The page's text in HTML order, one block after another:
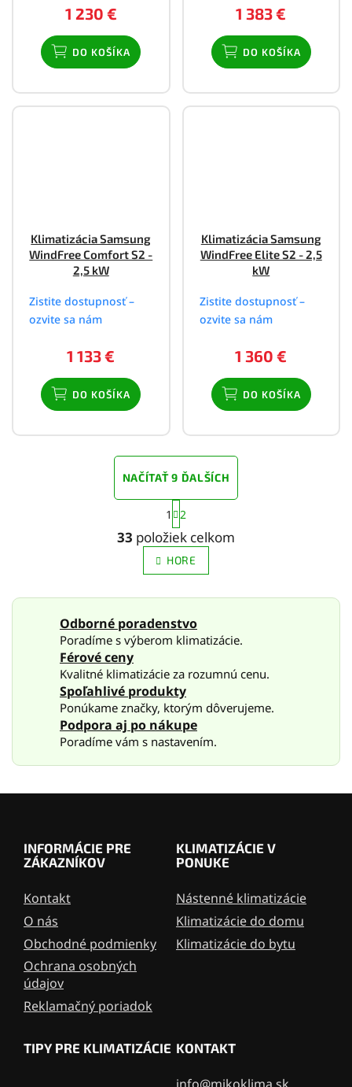
1 230 €
DO KOŠÍKA
1 383 €
DO KOŠÍKA
Klimatizácia Samsung
WindFree Comfort S2 -
2,5 kW
Zistite dostupnosť –
ozvite sa nám
1 133 €
DO KOŠÍKA
Klimatizácia Samsung
WindFree Elite S2 - 2,5
kW
Zistite dostupnosť –
ozvite sa nám
1 360 €
DO KOŠÍKA
O
v
l
á
a
i
e
r
v
k
y
v
ý
s
NAČÍTAŤ 9 ĎALŠÍCH
S
t
r
á
n
k
v
n
i
1 2
33 položiek celkom
HORE
Odborné poradenstvo
Poradíme s výberom klimatizácie.
Férové ceny
Kvalitné klimatizácie za rozumnú cenu.
Spoľahlivé produkty
Ponúkame značky, ktorým dôverujeme.
Podpora aj po nákupe
Poradíme vám s nastavením.
INFORMÁCIE PRE
ZÁKAZNÍKOV
Kontakt
O nás
Obchodné podmienky
Ochrana osobných
údajov
Reklamačný poriadok
KLIMATIZÁCIE V
PONUKE
Nástenné klimatizácie
Klimatizácie do domu
Klimatizácie do bytu
TIPY PRE KLIMATIZÁCIE KONTAKT